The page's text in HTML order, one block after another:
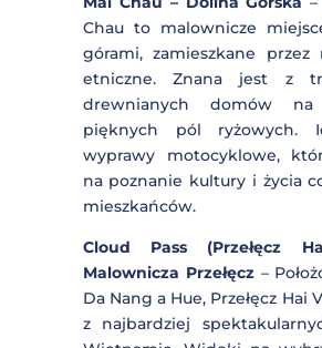
WIETNAMIE
Każda z poniższych
doskonały dodatek do
motocyklowej.
Chau to malownicze miejsce
górami, zamieszkane przez
etniczne. Znana jest z
drewnianych domów na